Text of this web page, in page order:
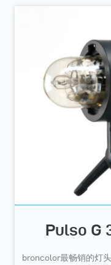
Pulso G
broncolor最畅销的灯